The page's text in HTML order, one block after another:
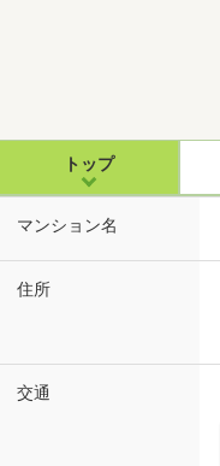
トップ
マンション名
住所
交通